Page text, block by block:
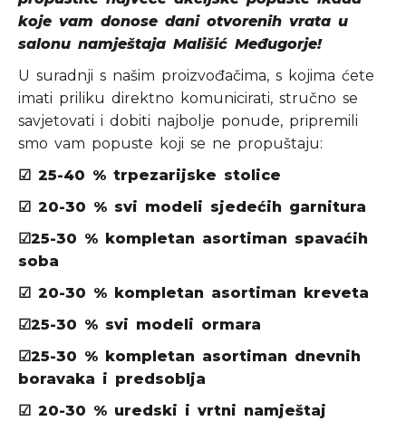
koje vam donose dani otvorenih vrata u
salonu namještaja Mališić Međugorje!
U suradnji s našim proizvođačima, s kojima ćete
imati priliku direktno komunicirati, stručno se
savjetovati i dobiti najbolje ponude, pripremili
smo vam popuste koji se ne propuštaju:
☑ 25-40 % trpezarijske stolice
☑ 20-30 % svi modeli sjedećih garnitura
☑25-30 % kompletan asortiman spavaćih
soba
☑ 20-30 % kompletan asortiman kreveta
☑25-30 % svi modeli ormara
☑25-30 % kompletan asortiman dnevnih
boravaka i predsoblja
☑ 20-30 % uredski i vrtni namještaj